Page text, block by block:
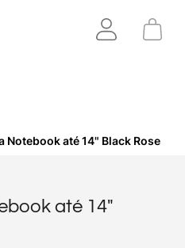
Notebook até 14" Black Rose
até 14"